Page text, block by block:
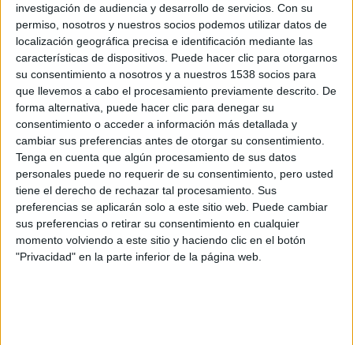
investigación de audiencia y desarrollo de servicios. Con su
permiso, nosotros y nuestros socios podemos utilizar datos de
localización geográfica precisa e identificación mediante las
características de dispositivos. Puede hacer clic para otorgarnos
su consentimiento a nosotros y a nuestros 1538 socios para
que llevemos a cabo el procesamiento previamente descrito. De
forma alternativa, puede hacer clic para denegar su
consentimiento o acceder a información más detallada y
cambiar sus preferencias antes de otorgar su consentimiento.
Tenga en cuenta que algún procesamiento de sus datos
personales puede no requerir de su consentimiento, pero usted
tiene el derecho de rechazar tal procesamiento. Sus
preferencias se aplicarán solo a este sitio web. Puede cambiar
sus preferencias o retirar su consentimiento en cualquier
momento volviendo a este sitio y haciendo clic en el botón
"Privacidad" en la parte inferior de la página web.
inspirada en los personajes del universo de Terry
Pratchett, mezclando elementos de fantasía medieval,
humor gamberro y parodia con una estética futurista y
steam punk y una trama de investigación policíaca.
La acción transcurre en Ankh-Morpork, la metrópoli más
concurrida del Mundodisco: un mundo plano, situado en
algún lejano lugar de un conjunto de universos paralelos,
sostenido por cuatro elefantes que se apoyan a su vez
sobre el caparazón de una gran tortuga estelar llamada
Gran A’Tuin. En la decadente y caótica ciudad de Ankh-
Morpork, una curiosa milicia de proscritos conocida como
la Guardia parece ser la única autoridad capaz de